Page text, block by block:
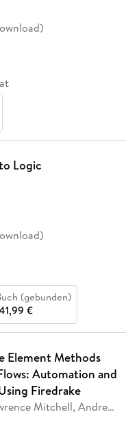
Logic
(gebunden)
€
Element Methods
Automation and
Firedrake
Mitchell, Andrew